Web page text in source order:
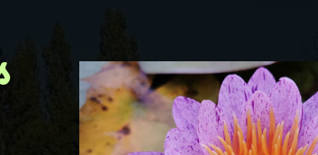
Previous